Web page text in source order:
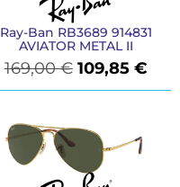
Ray-Ban RB3689 914831
AVIATOR METAL II
169,00€ 109,85 €